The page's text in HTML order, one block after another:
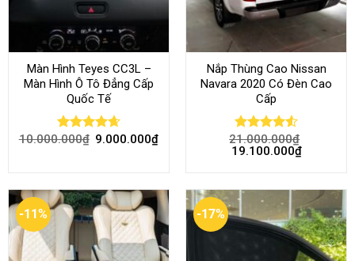
Màn Hình Teyes CC3L –
Màn Hình Ô Tô Đẳng Cấp
Quốc Tế
Rated 4.68
10.000.000₫ 9.000.000₫
Nắp Thùng Cao Nissan
Navara 2020 Có Đèn Cao
Cấp
Rated4.52
out of 5
21.000.000₫
19.100.000₫
-11% -17%